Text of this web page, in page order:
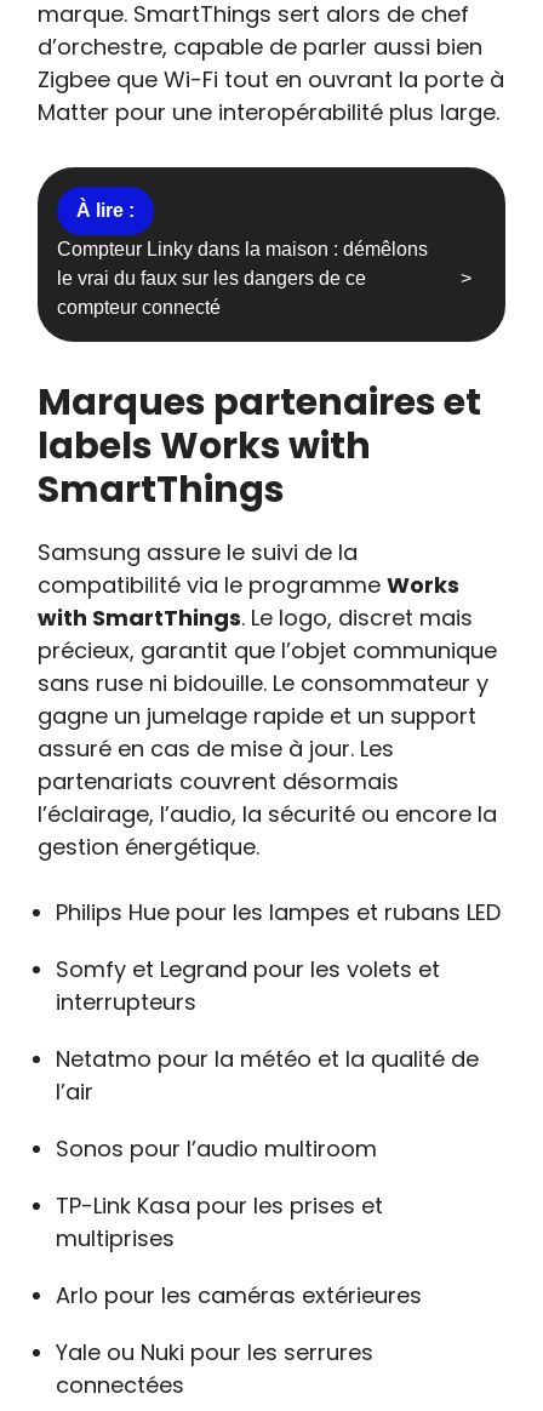
marque. SmartThings sert alors de chef
d’orchestre, capable de parler aussi bien
Zigbee que Wi-Fi tout en ouvrant la porte à
Matter pour une interopérabilité plus large.
Compteur Linky dans la maison : démêlons
le vrai du faux sur les dangers de ce
compteur connecté
Marques partenaires et
labels Works with
SmartThings
Samsung assure le suivi de la
compatibilité via le programmeWorks
with SmartThings. Le logo, discret mais
précieux, garantit que l’objet communique
sans ruse ni bidouille. Le consommateur y
gagne un jumelage rapide et un support
assuré en cas de mise à jour. Les
partenariats couvrent désormais
l’éclairage, l’audio, la sécurité ou encore la
gestion énergétique.
Philips Hue pour les lampes et rubans LED
Somfy et Legrand pour les volets et
interrupteurs
Netatmo pour la météo et la qualité de
l’air
Sonos pour l’audio multiroom
TP-Link Kasa pour les prises et
multiprises
Arlo pour les caméras extérieures
Yale ou Nuki pour les serrures
connectées